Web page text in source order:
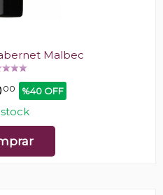
Malbec
00 %40 OFF